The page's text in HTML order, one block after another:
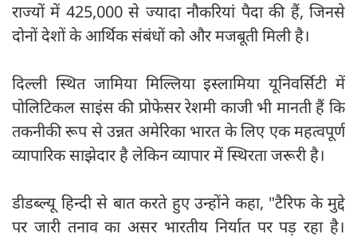
राज्यों में 425,000 से ज्यादा नौकरियां पैदा की हैं, जिनसे
दोनों देशों के आर्थिक संबंधों को और मजबूती मिली है।
दिल्ली स्थित जामिया मिल्लिया इस्लामिया यूनिवर्सिटी में
पोलिटिकल साइंस की प्रोफेसर रेशमी काजी भी मानती हैं कि
तकनीकी रूप से उन्नत अमेरिका भारत के लिए एक महत्वपूर्ण
व्यापारिक साझेदार है लेकिन व्यापार में स्थिरता जरूरी है।
डीडब्ल्यू हिन्दी से बात करते हुए उन्होंने कहा, "टैरिफ के मुद्दे
पर जारी तनाव का असर भारतीय निर्यात पर पड़ रहा है।